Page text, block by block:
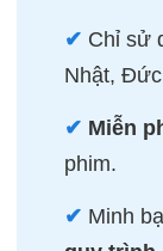
✔ Chỉ sử
Nhật,
✔ Miễn
phim.
✔ Minh